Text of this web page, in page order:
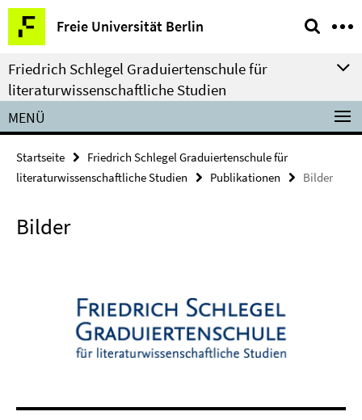
Springe
direkt
zu
Inhalt
Freie Universität Berlin
Service-
Navigation
Friedrich Schlegel Graduiertenschule für
literaturwissenschaftliche Studien
MENÜ
Startseite
Friedrich Schlegel Graduiertenschule für
literaturwissenschaftliche Studien
Publikationen Bilder
Bilder